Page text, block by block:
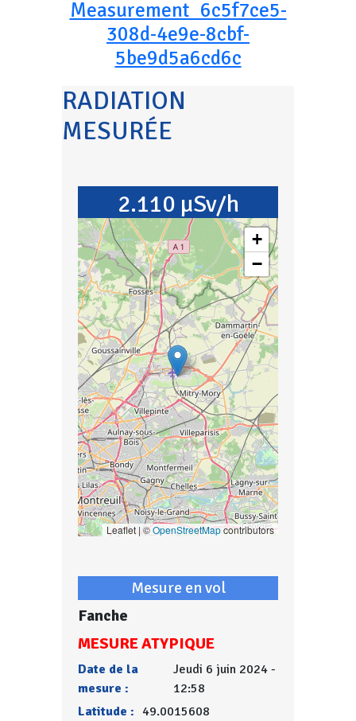
Measurement_6c5f7ce5-
308d-4e9e-8cbf-
5be9d5a6cd6c
RADIATION
MESURÉE
2.110 µSv/h
+
−
Leaflet | ©OpenStreetMapcontributors
Mesure en vol
Fanche
MESURE ATYPIQUE
Date de la
mesure :
Jeudi 6 juin 2024 -
12:58
Latitude : 49.0015608